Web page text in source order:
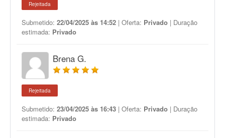
Rejeitada
Submetido: 22/04/2025 às 14:52 | Oferta: Privado | Duração
estimada: Privado
Brena G.
Rejeitada
Submetido: 23/04/2025 às 16:43 | Oferta: Privado | Duração
estimada: Privado